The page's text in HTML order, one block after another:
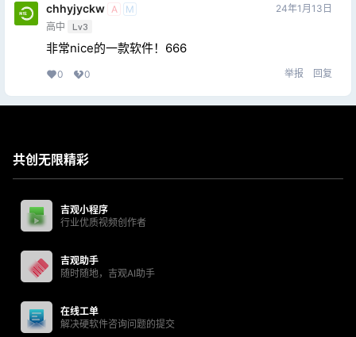
chhyjyckw A
M
高中
Lv3
24年1月13日
非常nice的一款软件！666
0 0 举报 回复
共创无限精彩
吉观小程序
行业优质视频创作者
吉观助手
随时随地，吉观AI助手
在线工单
解决硬软件咨询问题的提交